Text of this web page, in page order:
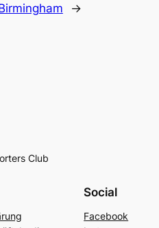
→
Club
Social
Facebook